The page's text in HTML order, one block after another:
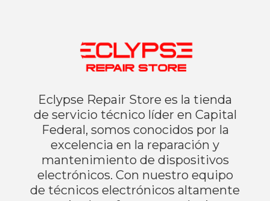
Eclypse Repair Store es la tienda
de servicio técnico líder en Capital
Federal, somos conocidos por la
excelencia en la reparación y
mantenimiento de dispositivos
electrónicos. Con nuestro equipo
de técnicos electrónicos altamente